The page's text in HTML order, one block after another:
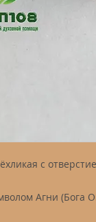
с
Агни (Бога